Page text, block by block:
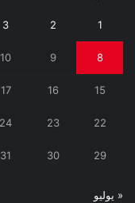
1
2
3
8
9
10
15
16
17
22
23
24
29
30
31
« يوليو